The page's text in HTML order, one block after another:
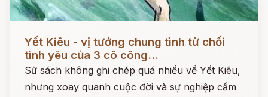
Đọc ngay
Yết Kiêu - vị tướng chung tình từ chối
tình yêu của 3 cô công...
Sử sách không ghi chép quá nhiều về Yết Kiêu,
nhưng xoay quanh cuộc đời và sự nghiệp cầm